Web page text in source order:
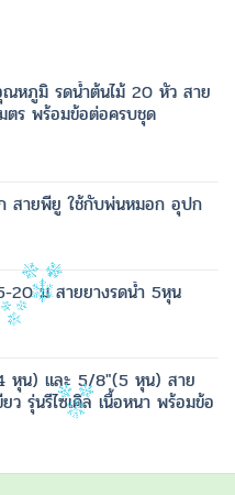
หภูมิ รดน้ำต้นไม้ 20 หัว สาย
ตร พร้อมข้อต่อครบชุด
สายพียู ใช้กับพ่นหมอก อุปก
20 ม สายยางรดน้ำ 5หุน
หุน) และ 5/8"(5 หุน) สาย
ว รุ่นรีไซเคิล เนื้อหนา พร้อมข้อ